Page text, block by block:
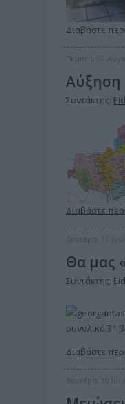
Διαβάστε
Πέμπτη, 02
Αύξηση
Συντάκτης:
Διαβάστε
Δευτέρα, 30
Θα μας
Συντάκτης:
συνολικά 31
Διαβάστε
Δευτέρα, 30